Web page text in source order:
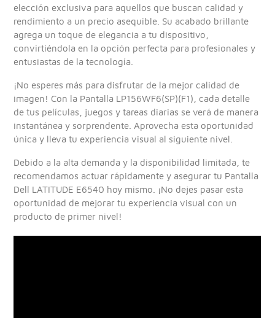
elección exclusiva para aquellos que buscan calidad y
rendimiento a un precio asequible. Su acabado brillante
agrega un toque de elegancia a tu dispositivo,
convirtiéndola en la opción perfecta para profesionales y
entusiastas de la tecnología.
¡No esperes más para disfrutar de la mejor calidad de
imagen! Con la Pantalla LP156WF6(SP)(F1), cada detalle
de tus películas, juegos y tareas diarias se verá de manera
instantánea y sorprendente. Aprovecha esta oportunidad
única y lleva tu experiencia visual al siguiente nivel.
Debido a la alta demanda y la disponibilidad limitada, te
recomendamos actuar rápidamente y asegurar tu Pantalla
Dell LATITUDE E6540 hoy mismo. ¡No dejes pasar esta
oportunidad de mejorar tu experiencia visual con un
producto de primer nivel!